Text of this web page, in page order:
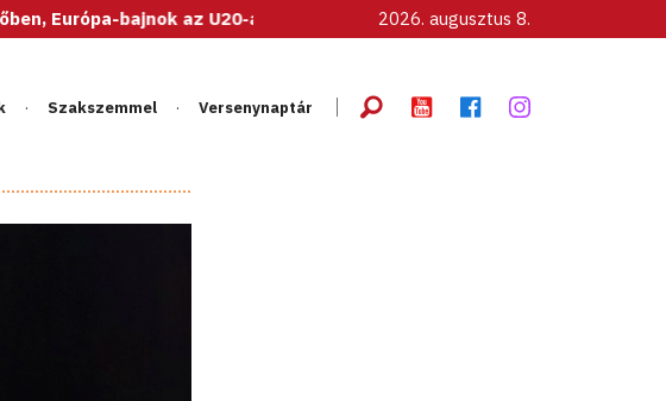
az U20-as női válogatott! 2026. augusztus 8.
Szakszemmel Versenynaptár